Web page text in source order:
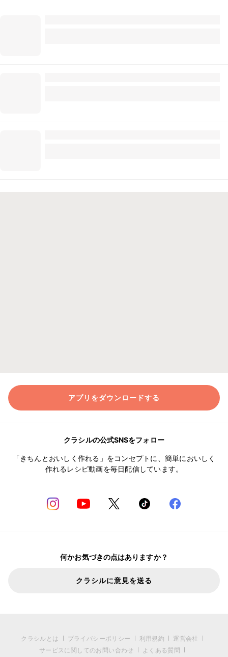
アプリをダウンロードする
クラシルの公式SNSをフォロー
「きちんとおいしく作れる」をコンセプトに、簡単においしく
作れるレシピ動画を毎日配信しています。
何かお気づきの点はありますか？
クラシルに意見を送る
クラシルとは プライバシーポリシー 利用規約
運営会社
サービスに関してのお問い合わせ
よくある質問